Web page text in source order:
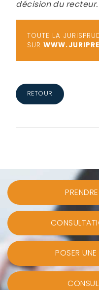
décision du recteur.
TOUTE LA
SUR
RETOUR
POSER